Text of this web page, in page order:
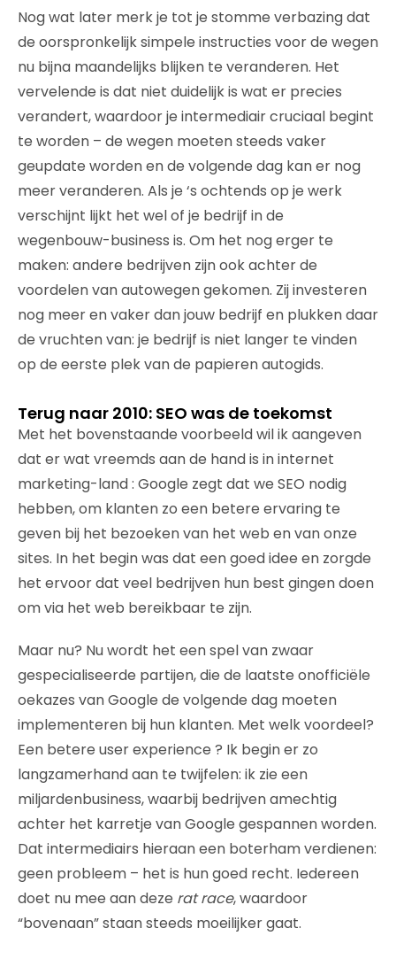
Nog wat later merk je tot je stomme verbazing dat
de oorspronkelijk simpele instructies voor de wegen
nu bijna maandelijks blijken te veranderen. Het
vervelende is dat niet duidelijk is wat er precies
verandert, waardoor je intermediair cruciaal begint
te worden – de wegen moeten steeds vaker
geupdate worden en de volgende dag kan er nog
meer veranderen. Als je ‘s ochtends op je werk
verschijnt lijkt het wel of je bedrijf in de
wegenbouw-business is. Om het nog erger te
maken: andere bedrijven zijn ook achter de
voordelen van autowegen gekomen. Zij investeren
nog meer en vaker dan jouw bedrijf en plukken daar
de vruchten van: je bedrijf is niet langer te vinden
op de eerste plek van de papieren autogids.
Terug naar 2010: SEO was de toekomst
Met het bovenstaande voorbeeld wil ik aangeven
dat er wat vreemds aan de hand is in internet
marketing-land : Google zegt dat we SEO nodig
hebben, om klanten zo een betere ervaring te
geven bij het bezoeken van het web en van onze
sites. In het begin was dat een goed idee en zorgde
het ervoor dat veel bedrijven hun best gingen doen
om via het web bereikbaar te zijn.
Maar nu? Nu wordt het een spel van zwaar
gespecialiseerde partijen, die de laatste onofficiële
oekazes van Google de volgende dag moeten
implementeren bij hun klanten. Met welk voordeel?
Een betere user experience ? Ik begin er zo
langzamerhand aan te twijfelen: ik zie een
miljardenbusiness, waarbij bedrijven amechtig
achter het karretje van Google gespannen worden.
Dat intermediairs hieraan een boterham verdienen:
geen probleem – het is hun goed recht. Iedereen
doet nu mee aan deze rat race, waardoor
“bovenaan” staan steeds moeilijker gaat.